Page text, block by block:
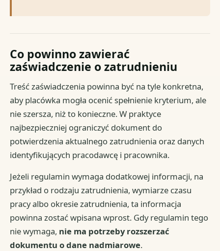
Co powinno zawierać
zaświadczenie o zatrudnieniu
Treść zaświadczenia powinna być na tyle konkretna,
aby placówka mogła ocenić spełnienie kryterium, ale
nie szersza, niż to konieczne. W praktyce
najbezpieczniej ograniczyć dokument do
potwierdzenia aktualnego zatrudnienia oraz danych
identyfikujących pracodawcę i pracownika.
Jeżeli regulamin wymaga dodatkowej informacji, na
przykład o rodzaju zatrudnienia, wymiarze czasu
pracy albo okresie zatrudnienia, ta informacja
powinna zostać wpisana wprost. Gdy regulamin tego
nie wymaga, nie ma potrzeby rozszerzać
dokumentu o dane nadmiarowe.